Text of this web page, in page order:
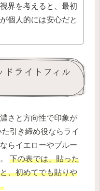
界を考えると、最初
個人的には安心だと
ドライトフィル
さと方向性で印象が
引き締め役ならライ
らイエローやブルー
下の表では、貼った
、初めてでも貼りや